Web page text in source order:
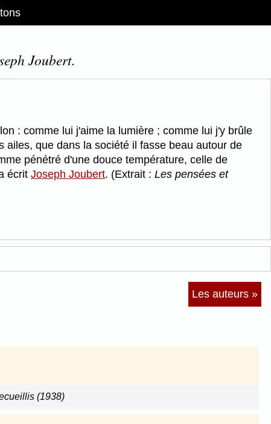
Joubert.
: comme lui j'aime la lumière ; comme lui j'y brûle
que dans la société il fasse beau autour de
pénétré d'une douce température, celle de
écrit Joseph Joubert. (Extrait : Les pensées et
Les auteurs »
(1938)